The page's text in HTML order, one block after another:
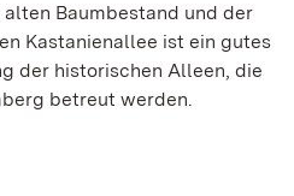
Baumbestand und der
Kastanienallee ist ein gutes
der historischen Alleen, die
betreut werden.